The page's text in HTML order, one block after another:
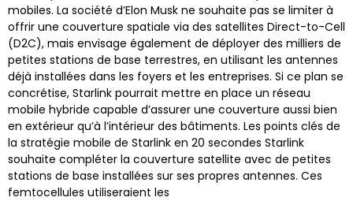
mobiles. La société d’Elon Musk ne souhaite pas se limiter à
offrir une couverture spatiale via des satellites Direct-to-Cell
(D2C), mais envisage également de déployer des milliers de
petites stations de base terrestres, en utilisant les antennes
déjà installées dans les foyers et les entreprises. Si ce plan se
concrétise, Starlink pourrait mettre en place un réseau
mobile hybride capable d’assurer une couverture aussi bien
en extérieur qu’à l’intérieur des bâtiments. Les points clés de
la stratégie mobile de Starlink en 20 secondes Starlink
souhaite compléter la couverture satellite avec de petites
stations de base installées sur ses propres antennes. Ces
femtocellules utiliseraient les